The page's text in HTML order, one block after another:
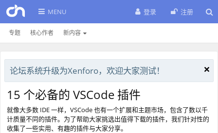
MENU
专题 核心作者 新内容
登录 注册
论坛系统升级为Xenforo，欢迎大家测试！
15 个必备的 VSCode 插件
就像大多数 IDE 一样，VSCode 也有一个扩展和主题市场，包含了数以千
计质量不同的插件。为了帮助大家挑选出值得下载的插件，我们针对性的
收集了一些实用、有趣的插件与大家分享。